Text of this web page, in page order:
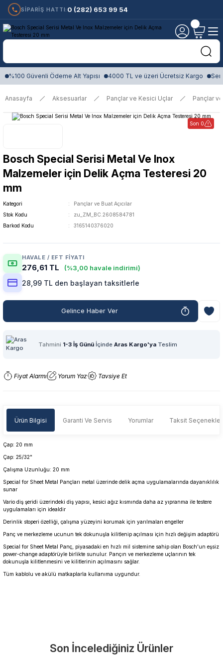
SİPARİŞ HATTI: 0 (282) 653 99 54
%100 Güvenli Ödeme Alt Yapısı 4000 TL ve üzeri Ücretsiz Kargo
Anasayfa Aksesuarlar Pançlar ve Kesici Uçlar Pançlar ve
Son 0
Bosch Special Serisi Metal Ve Inox
Malzemeler için Delik Açma Testeresi 20
mm
Kategori
Pançlar ve Buat Açıcılar
Stok Kodu
zu_ZM_BC.2608584781
Barkod Kodu
3165140376020
HAVALE / EFT FIYATI
276,61 TL (%3,00 havale indirimi)
28,99 TL den başlayan taksitlerle
Gelince Haber Ver
Tahmini 1-3 İş Günü İçinde Aras Kargo'ya Teslim
Fiyat Alarmı Yorum Yaz Tavsiye Et
Ürün Bilgisi Garanti Ve Servis Yorumlar Taksit
Çap: 20 mm
Çap: 25/32"
Çalışma Uzunluğu: 20 mm
Special for Sheet Metal Pançları metal üzerinde delik açma uygulamalarında dayanıklılık
sunar
Vario diş şeridi üzerindeki diş yapısı, kesici ağız kısmında daha az yıpranma ile testere
uygulamaları için idealdir
Derinlik stoperi özelliği, çalışma yüzeyini korumak için yarılmaları engeller
Panç ve merkezleme ucunun tek dokunuşla kilitlenip açılması için hızlı değişim adaptörü
Special for Sheet Metal Panç, piyasadaki en hızlı mil sistemine sahip olan Bosch'un eşsiz
power-change adaptörüyle birlikte sunulur. Pançın ve merkezleme uçlarının tek
dokunuşla kilitlenmesini ve kilitlerinin açılmasını sağlar.
Tüm kablolu ve akülü matkaplarla kullanıma uygundur.
Tüm ürünlerimiz üretici firma garantisi altındadır. Size en yakın
Yorum Yaz
Son İncelediğiniz Ürünler